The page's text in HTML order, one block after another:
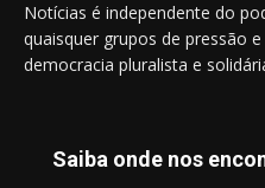
Notícias é independente do
quaisquer grupos de pressão
democracia pluralista e
Saiba onde nos